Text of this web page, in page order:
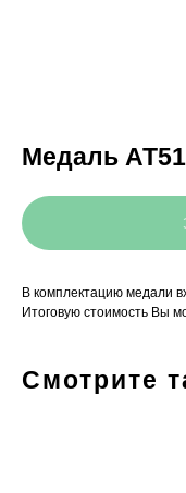
Медаль
В комплектацию медали
Итоговую стоимость Вы
Смотрите
мерч